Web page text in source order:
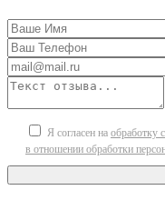
Я согласен на обработку
в отношении обработки